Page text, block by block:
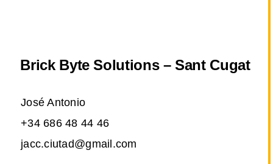
Brick Byte Solutions – Sant Cugat
José Antonio
+34 686 48 44 46
jacc.ciutad@gmail.com